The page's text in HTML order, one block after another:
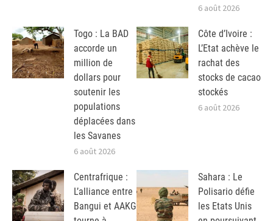
6 août 2026
Togo : La BAD
accorde un
million de
dollars pour
soutenir les
populations
déplacées dans
les Savanes
6 août 2026
Côte d’Ivoire :
L’Etat achève le
rachat des
stocks de cacao
stockés
6 août 2026
Centrafrique :
L’alliance entre
Bangui et AAKG
Sahara : Le
Polisario défie
les Etats Unis